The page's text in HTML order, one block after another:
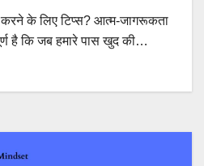
के लिए टिप्स? आत्म-जागरूकता
है कि जब हमारे पास खुद की…